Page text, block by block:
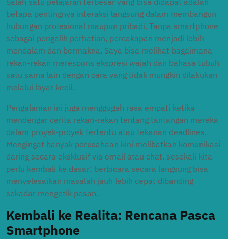
betapa pentingnya interaksi langsung dalam membangun
hubungan profesional maupun pribadi. Tanpa smartphone
sebagai pengalih perhatian, percakapan menjadi lebih
mendalam dan bermakna. Saya bisa melihat bagaimana
rekan-rekan merespons ekspresi wajah dan bahasa tubuh
satu sama lain dengan cara yang tidak mungkin dilakukan
melalui layar kecil.
Pengalaman ini juga menggugah rasa empati ketika
mendengar cerita rekan-rekan tentang tantangan mereka
dalam proyek-proyek tertentu atau tekanan deadlines.
Mengingat banyak perusahaan kini melibatkan komunikasi
daring secara eksklusif via email atau chat, sesekali kita
perlu kembali ke dasar: berbicara secara langsung bisa
menyelesaikan masalah jauh lebih cepat dibanding
sekadar mengetik pesan.
Kembali ke Realita: Rencana Pasca
Smartphone